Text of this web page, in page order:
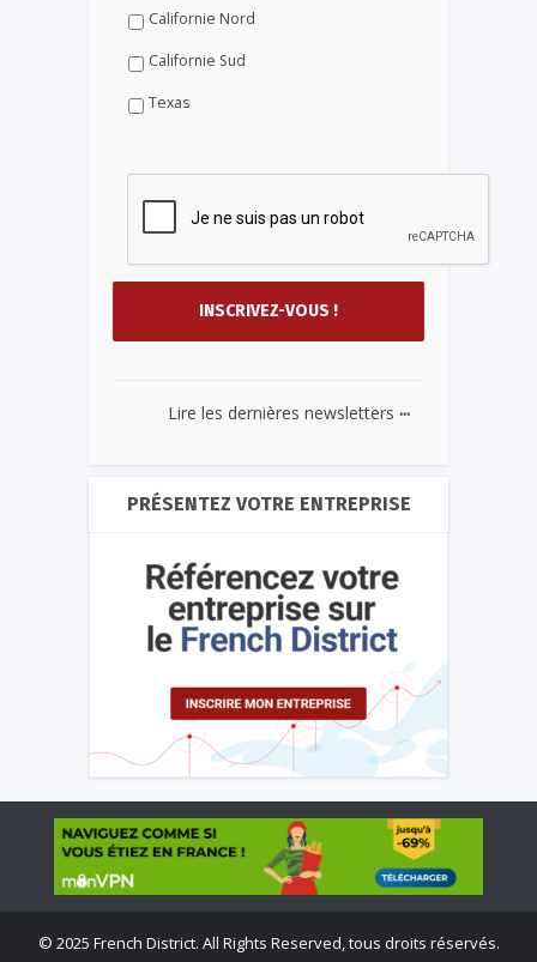
Californie Nord
Californie Sud
Texas
Lire les dernières newsletters ...
PRÉSENTEZ VOTRE ENTREPRISE
© 2025 French District. All Rights Reserved, tous droits réservés.